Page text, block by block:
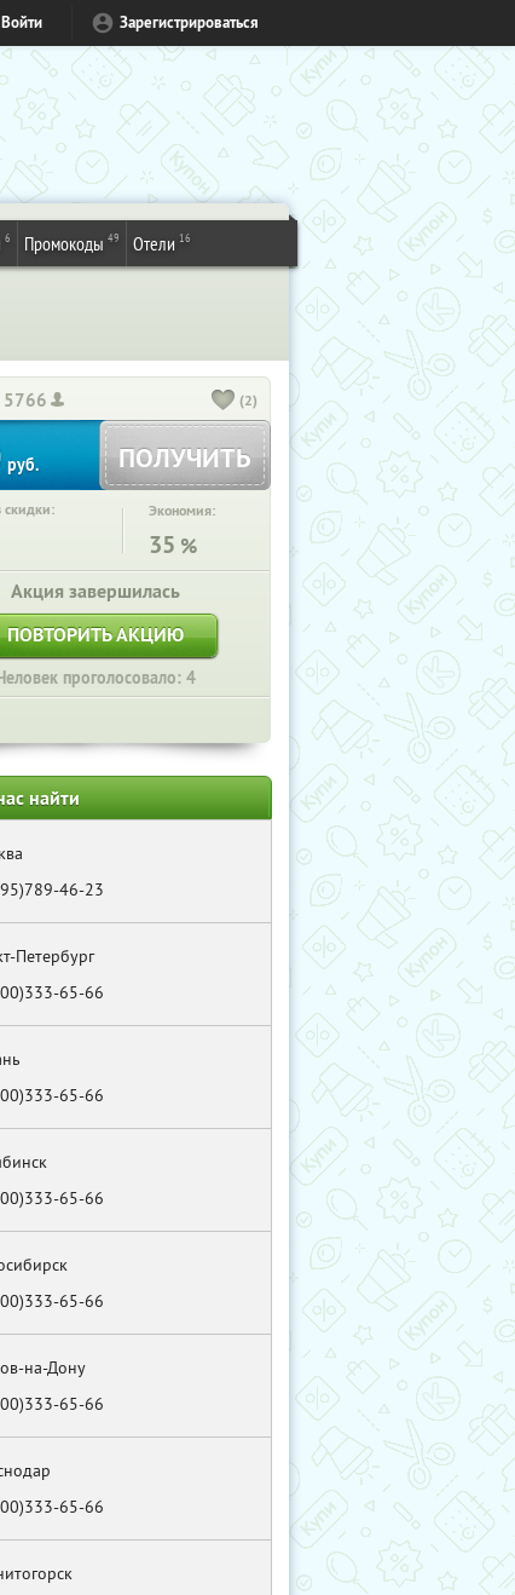
Войти Зарегистрироваться
6 Промокоды 49 Отели 16
5766 (2)
руб. ПОЛУЧИТЬ
скидки: Экономия:
35 %
Акция завершилась
ПОВТОРИТЬ АКЦИЮ
проголосовало: 4
найти
46-23
Петербург
65-66
65-66
65-66
65-66
на-Дону
65-66
65-66